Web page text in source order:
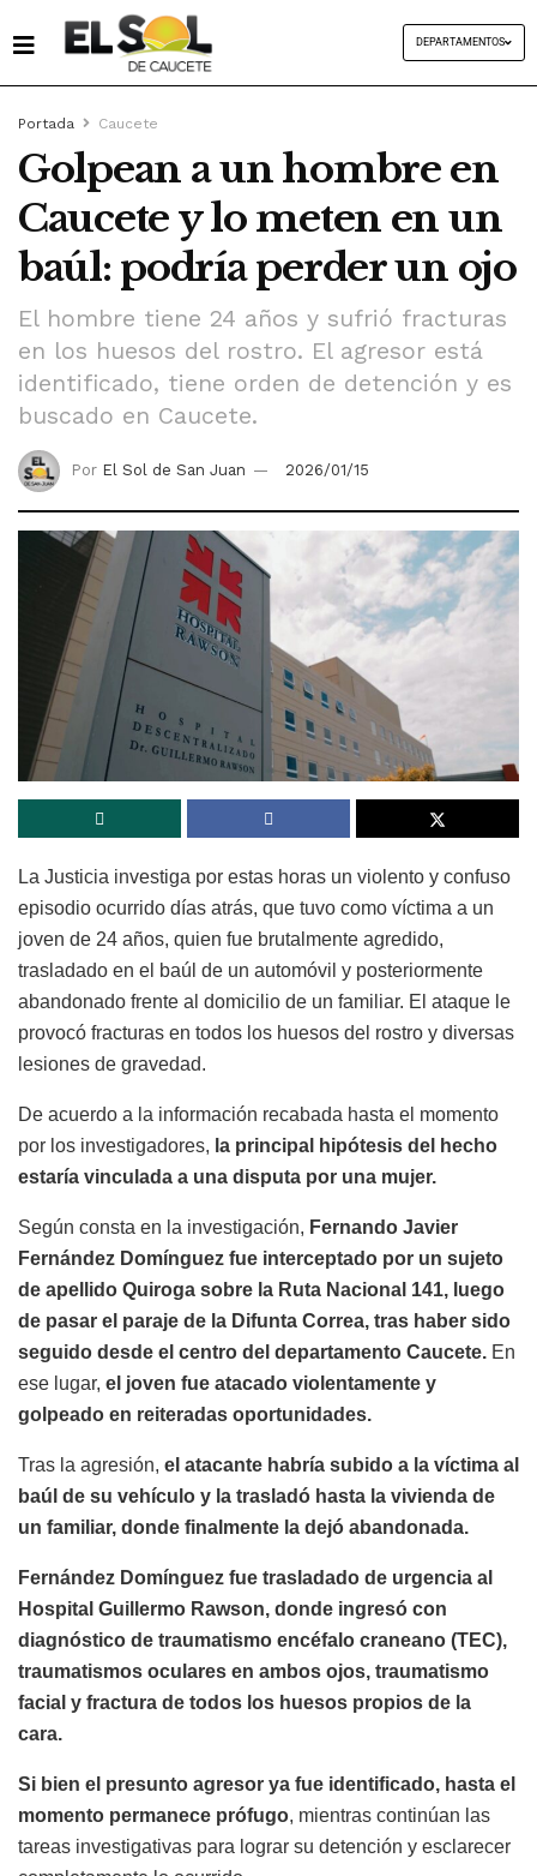
DEPARTAMENTOS
Portada Caucete
Golpean a un hombre en
Caucete y lo meten en un
baúl: podría perder un ojo
El hombre tiene 24 años y sufrió fracturas
en los huesos del rostro. El agresor está
identificado, tiene orden de detención y es
buscado en Caucete.
Por El Sol de San Juan 2026/01/15
La Justicia investiga por estas horas un violento y confuso
episodio ocurrido días atrás, que tuvo como víctima a un
joven de 24 años, quien fue brutalmente agredido,
trasladado en el baúl de un automóvil y posteriormente
abandonado frente al domicilio de un familiar. El ataque le
provocó fracturas en todos los huesos del rostro y diversas
lesiones de gravedad.
De acuerdo a la información recabada hasta el momento
por los investigadores, la principal hipótesis del hecho
estaría vinculada a una disputa por una mujer.
Según consta en la investigación, Fernando Javier
Fernández Domínguez fue interceptado por un sujeto
de apellido Quiroga sobre la Ruta Nacional 141, luego
de pasar el paraje de la Difunta Correa, tras haber sido
seguido desde el centro del departamento Caucete. En
ese lugar, el joven fue atacado violentamente y
golpeado en reiteradas oportunidades.
Tras la agresión, el atacante habría subido a la víctima al
baúl de su vehículo y la trasladó hasta la vivienda de
un familiar, donde finalmente la dejó abandonada.
Fernández Domínguez fue trasladado de urgencia al
Hospital Guillermo Rawson, donde ingresó con
diagnóstico de traumatismo encéfalo craneano (TEC),
traumatismos oculares en ambos ojos, traumatismo
facial y fractura de todos los huesos propios de la
cara.
Si bien el presunto agresor ya fue identificado, hasta el
momento permanece prófugo, mientras continúan las
tareas investigativas para lograr su detención y esclarecer